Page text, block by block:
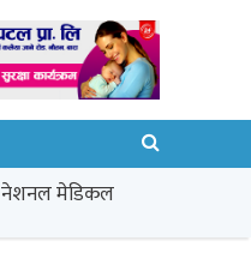
नेशनल मेडिकल